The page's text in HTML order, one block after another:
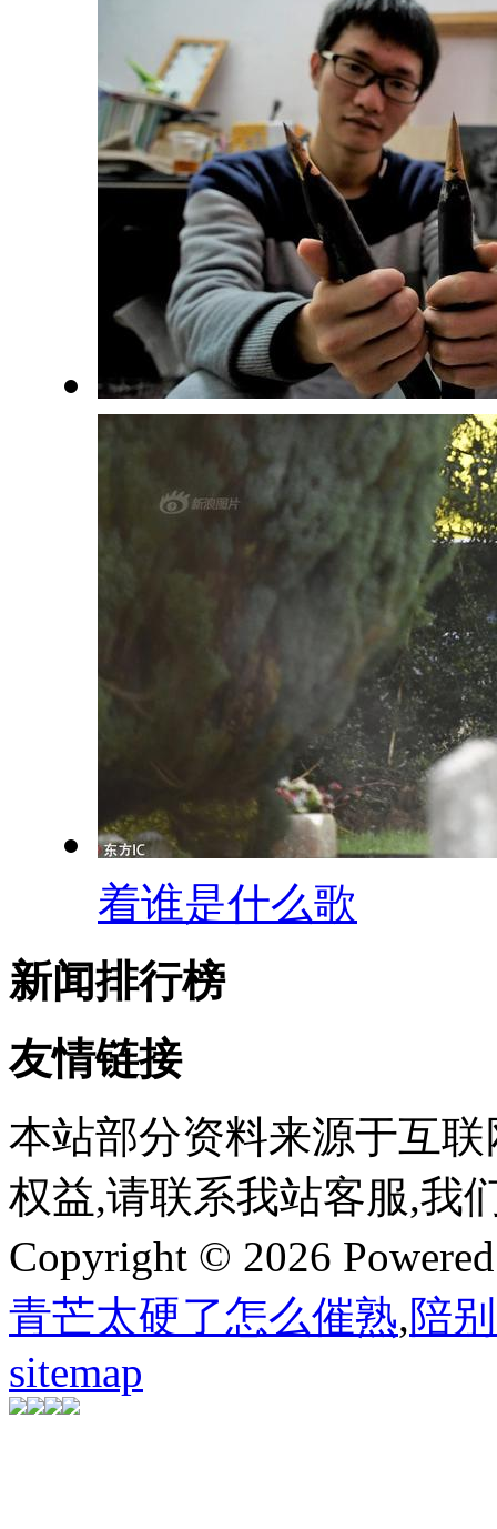
着谁是什么歌
新闻排行榜
友情链接
本站部分资料来源于互
权益,请联系我站客服,我
Copyright © 2026
青芒太硬了怎么催熟,陪
sitemap